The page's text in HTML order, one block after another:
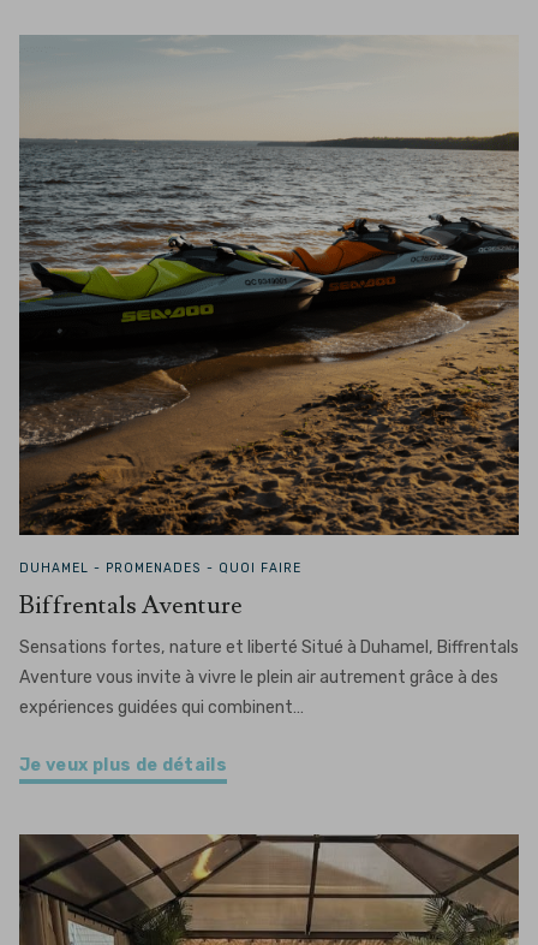
DUHAMEL - PROMENADES - QUOI FAIRE
Biffrentals Aventure
Sensations fortes, nature et liberté Situé à Duhamel, Biffrentals
Aventure vous invite à vivre le plein air autrement grâce à des
expériences guidées qui combinent…
Je veux plus de détails